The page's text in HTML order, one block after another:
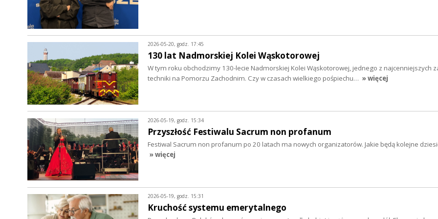
2026-05-20, godz. 17:45
130 lat Nadmorskiej Kolei Wąskotorowej
W tym roku obchodzimy 130-lecie Nadmorskiej Kolei Wąskotorowej, jednego z najcenniejszych
techniki na Pomorzu Zachodnim. Czy w czasach wielkiego pośpiechu… » więcej
2026-05-19, godz. 15:34
Przyszłość Festiwalu Sacrum non profanum
Festiwal Sacrum non profanum po 20 latach ma nowych organizatorów. Jakie będą kolejne
» więcej
2026-05-19, godz. 15:31
Kruchość systemu emerytalnego